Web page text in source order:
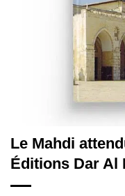
Le Mahdi
Éditions Dar Al